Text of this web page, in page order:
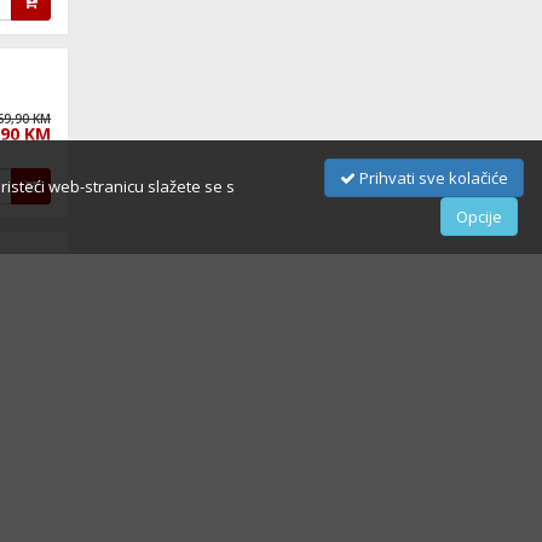
KM
KM
web-stranicu slažete se s
Prihvati sve kolačiće
Opcije